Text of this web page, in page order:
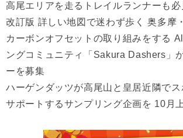
高尾エリアを走るトレイルランナーも
改訂版 詳しい地図で迷わず歩く 奥多摩
カーボンオフセットの取り組みをする
ングコミュニティ「Sakura Dashers」
ーを募集
ハーゲンダッツが高尾山と皇居近隣で
サポートするサンプリング企画を 10月